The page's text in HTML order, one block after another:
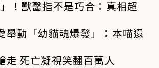
！獸醫指不是巧合：真相超
動「幼貓魂爆發」：本喵還
走 死亡凝視笑翻百萬人